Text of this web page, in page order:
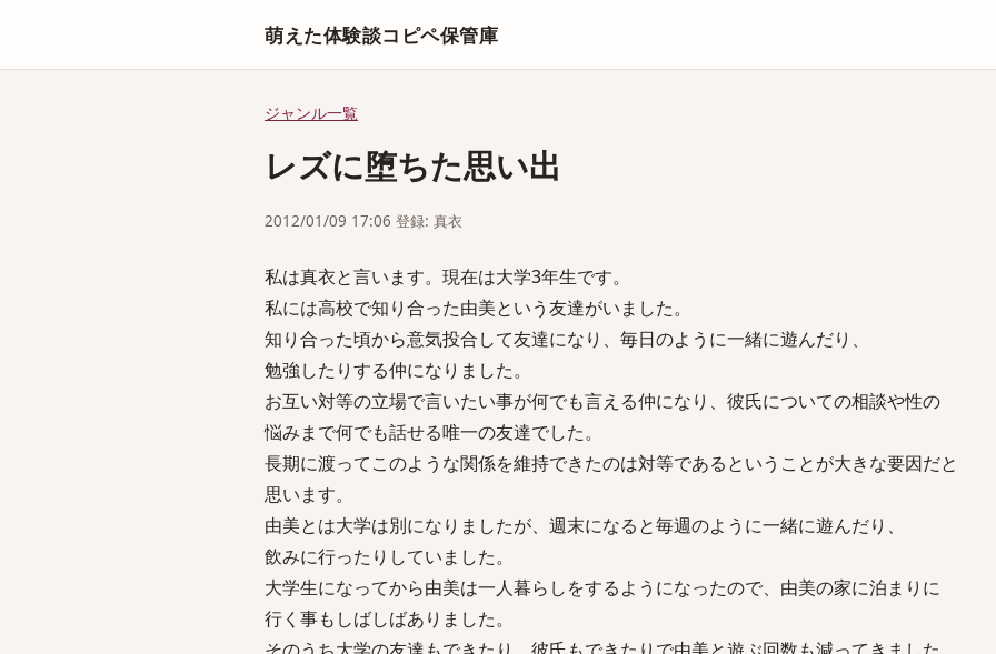
萌えた体験談コピペ保管庫
ジャンル一覧
レズに堕ちた思い出
2012/01/09 17:06 登録: 真衣
私は真衣と言います。現在は大学3年生です。
私には高校で知り合った由美という友達がいました。
知り合った頃から意気投合して友達になり、毎日のように一緒に遊んだり、
勉強したりする仲になりました。
お互い対等の立場で言いたい事が何でも言える仲になり、彼氏についての相談や性の
悩みまで何でも話せる唯一の友達でした。
長期に渡ってこのような関係を維持できたのは対等であるということが大きな要因だと
思います。
由美とは大学は別になりましたが、週末になると毎週のように一緒に遊んだり、
飲みに行ったりしていました。
大学生になってから由美は一人暮らしをするようになったので、由美の家に泊まりに
行く事もしばしばありました。